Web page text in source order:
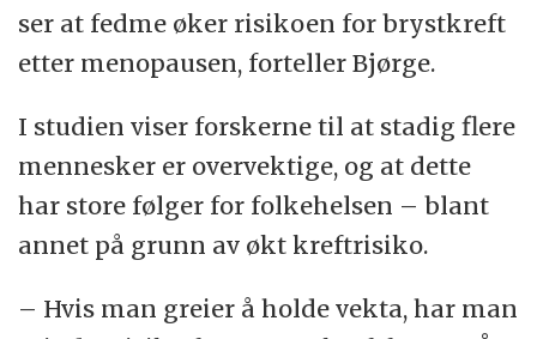
ser at fedme øker risikoen for brystkreft
etter menopausen, forteller Bjørge.
I studien viser forskerne til at stadig flere
mennesker er overvektige, og at dette
har store følger for folkehelsen – blant
annet på grunn av økt kreftrisiko.
– Hvis man greier å holde vekta, har man